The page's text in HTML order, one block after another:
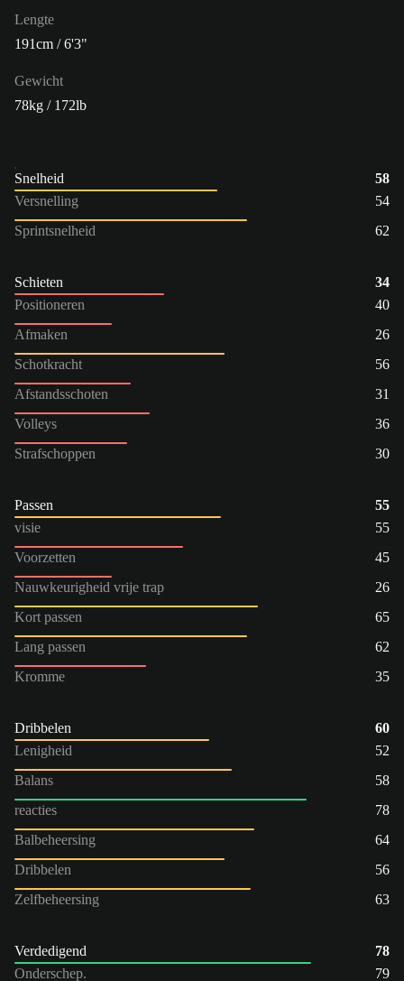
Lengte
191cm / 6'3"
Gewicht
78kg / 172lb
Snelheid
58
Versnelling
54
Sprintsnelheid
62
Schieten
34
Positioneren
40
Afmaken
26
Schotkracht
56
Afstandsschoten
31
Volleys
36
Strafschoppen
30
Passen
55
visie
55
Voorzetten
45
Nauwkeurigheid vrije trap
26
Kort passen
65
Lang passen
62
Kromme
35
Dribbelen
60
Lenigheid
52
Balans
58
reacties
78
Balbeheersing
64
Dribbelen
56
Zelfbeheersing
63
Verdedigend
78
Onderschep.
79